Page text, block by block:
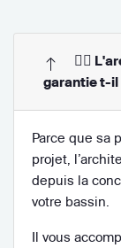
👷‍♂️
garantie t-il
Parce que sa
projet,
depuis la
votre bassin.
Il vous